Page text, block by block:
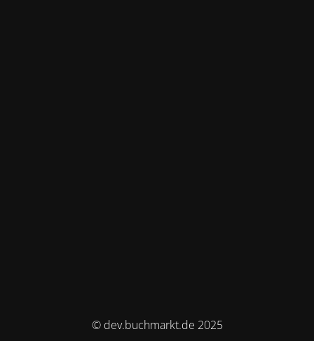
© dev.buchmarkt.de 2025